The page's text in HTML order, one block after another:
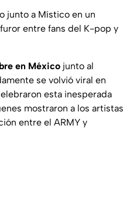
junto a Místico en un
entre fans del K-pop y
en México junto al
se volvió viral en
esta inesperada
mostraron a los artistas
entre el ARMY y